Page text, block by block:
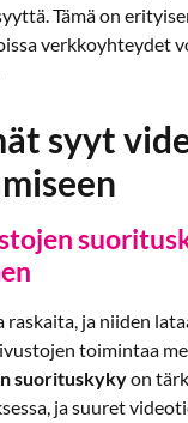
Tämä on
verkkoyhteydet
syyt
ja niiden
toimintaa
suorituskykyon
ja suuret